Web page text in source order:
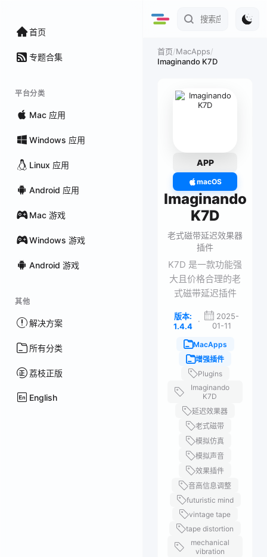
首页
专题合集
平台分类
Mac 应用
Windows 应用
Linux 应用
Android 应用
Mac 游戏
Windows 游戏
Android 游戏
其他
解决方案
所有分类
荔枝正版
English
首页/MacApps/
Imaginando K7D
APP
macOS
Imaginando
K7D
老式磁带延迟效果器
插件
K7D 是一款功能强
大且价格合理的老
式磁带延迟插件
版本:
1.4.4
·
2025-
01-11
MacApps
增强插件
Plugins
Imaginando
K7D
延迟效果器
老式磁带
模拟仿真
模拟声音
效果插件
音高信息调整
futuristic mind
vintage tape
tape distortion
mechanical
vibration